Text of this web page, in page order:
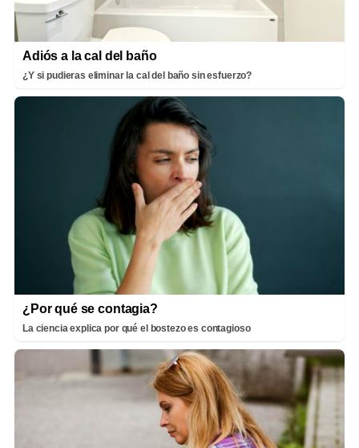
Adiós a la cal del baño
¿Y si pudieras eliminar la cal del baño sin esfuerzo?
¿Por qué se contagia?
La ciencia explica por qué el bostezo es contagioso